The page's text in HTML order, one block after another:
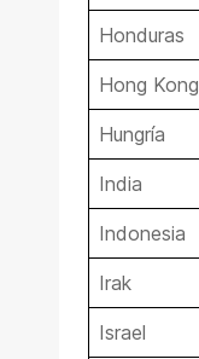
Honduras
Hong Kong
Hungría
India
Indonesia
Irak
Israel